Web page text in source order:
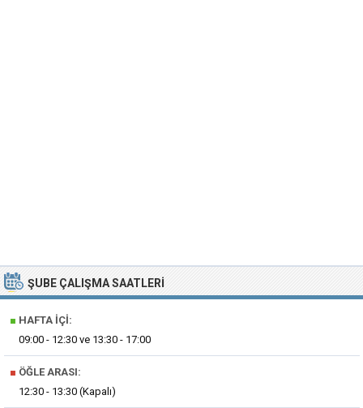
ŞUBE ÇALIŞMA SAATLERI
■ HAFTA İÇI:
09:00 - 12:30 ve 13:30 - 17:00
■ ÖĞLE ARASI:
12:30 - 13:30 (Kapalı)